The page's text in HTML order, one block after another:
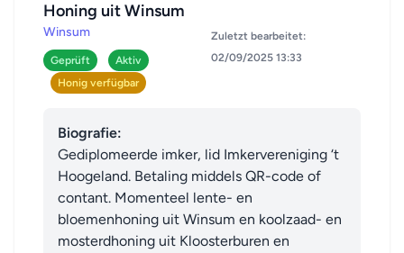
Honing uit Winsum
Winsum
Geprüft
Aktiv
Honig verfügbar
Zuletzt bearbeitet:
02/09/2025 13:33
Biografie:
Gediplomeerde imker, lid Imkervereniging ‘t
Hoogeland. Betaling middels QR-code of
contant. Momenteel lente- en
bloemenhoning uit Winsum en koolzaad- en
mosterdhoning uit Kloosterburen en